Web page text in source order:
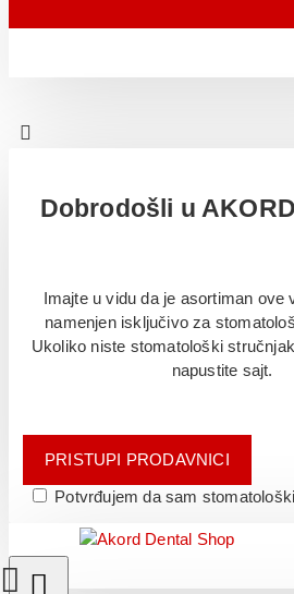
Dobrodošli u
Imajte u vidu da je asortiman ove
namenjen isključivo za
Ukoliko niste stomatološki
napustite sajt.
PRISTUPI PRODAVNICI
Potvrđujem da sam